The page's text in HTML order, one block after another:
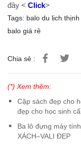
đây < Click>
Tags: balo du lịch
balo giá rẻ
Chia sẻ :
(*) Xem thêm:
Cặp sách đẹp cho
đẹp cho học sinh
Ba lô đựng máy
XÁCH–VALI ĐẸP